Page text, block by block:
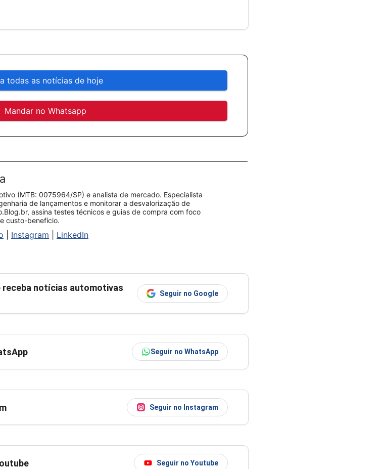
todas as notícias de hoje
Mandar no Whatsapp
(MTB: 0075964/SP) e analista de mercado. Especialista
de lançamentos e monitorar a desvalorização de
assina testes técnicos e guias de compra com foco
custo-benefício.
Instagram LinkedIn
receba notícias automotivas
Seguir no Google
Seguir no WhatsApp
Seguir no Instagram
Seguir no Youtube